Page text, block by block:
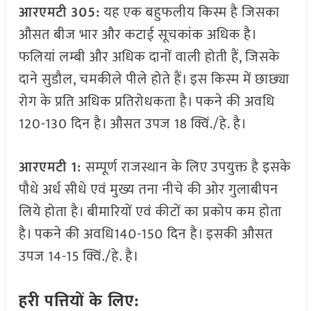
आरएमटी 305:यह एक बहुफलीय किस्म है जिसका
औसत बीज भार और कटाई सूचकांक अधिक है।
फलियां लम्बी और अधिक दानों वाली होती हैं, जिसके
दाने सुडौल, चमकीले पीले होते हैं। इस किस्म में छाछ्या
रोग के प्रति अधिक प्रतिरोधकता है। पकने की अवधि
120-130 दिन है। औसत उपज 18 क्विं./हे. है।
आरएमटी 1:सम्पूर्ण राजस्थान के लिए उपयुक्त है इसके
पौधे अर्ध सीधे एवं मुख्य तना नीचे की ओर गुलाबीपन
लिये होता है। बीमारियों एवं कीटों का प्रकोप कम होता
है। पकने की अवधि140-150 दिन है। इसकी औसत
उपज 14-15 क्विं./हे. है।
हरी पत्तियों के लिए: